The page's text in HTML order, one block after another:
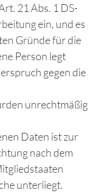
21 Abs. 1 DS-
ein, und es
Gründe für die
Person legt
gegen die
unrechtmäßig
Daten ist zur
nach dem
unterliegt.